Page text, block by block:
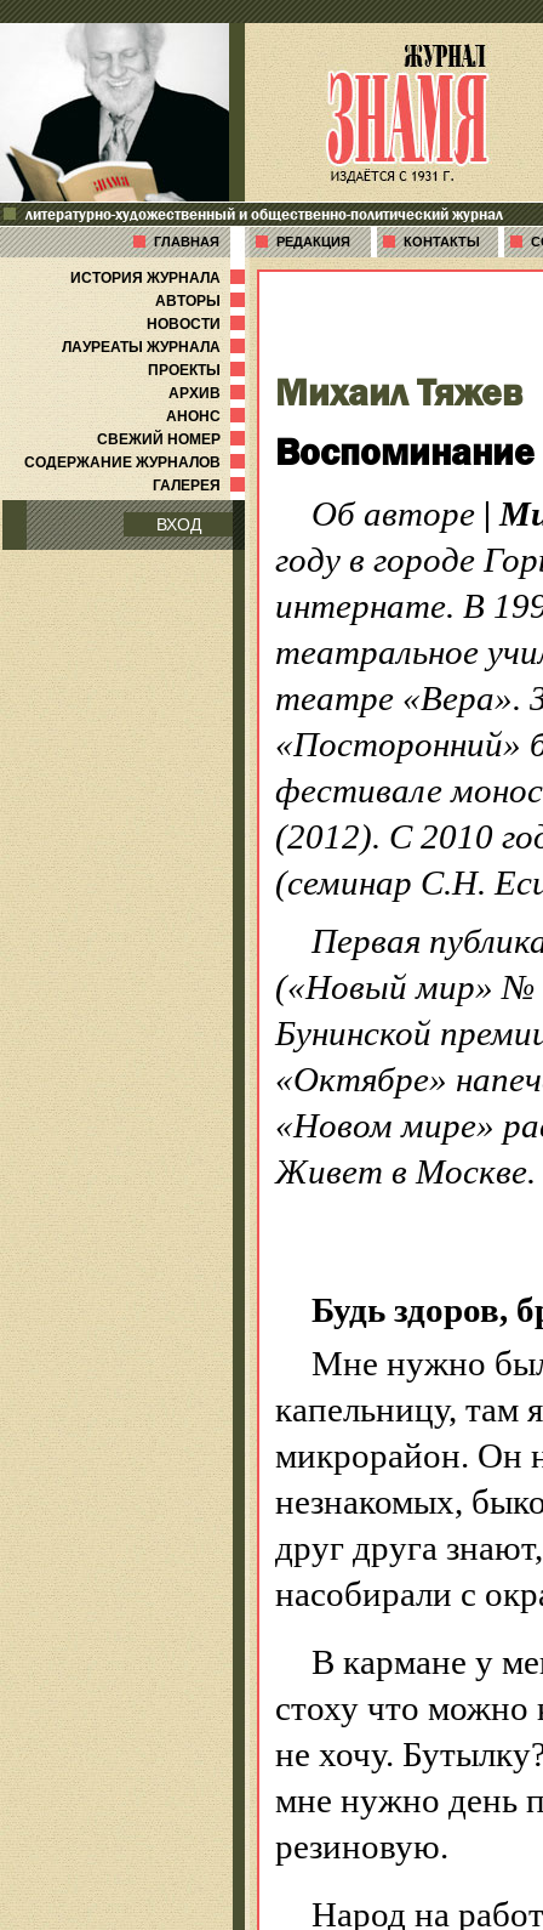
литературно-художественный и общественно-политический журнал
ГЛАВНАЯ РЕДАКЦИЯ КОНТАКТЫ
ИСТОРИЯ ЖУРНАЛА
АВТОРЫ
НОВОСТИ
ЛАУРЕАТЫ ЖУРНАЛА
ПРОЕКТЫ
АРХИВ
АНОНС
СВЕЖИЙ НОМЕР
СОДЕРЖАНИЕ ЖУРНАЛОВ
ГАЛЕРЕЯ
ВХОД
Михаил Тяжев
Об авторе |
году в городе
интернате. В
театральное
театре «Вера».
«Посторонний»
фестивале
(2012). С 2010
(семинар С.Н.
Первая
(«Новый мир» №
Бунинской
«Октябре»
«Новом мире»
Живет в Москве.
Будь здоров,
Мне нужно
капельницу, там
микрорайон. Он
незнакомых,
друг друга
насобирали с
В кармане у
стоху что можно
не хочу.
мне нужно день
резиновую.
Народ на